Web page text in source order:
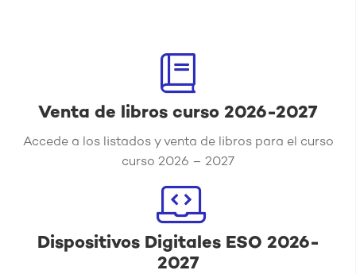
Venta de libros curso 2026-2027
Accede a los listados y venta de libros para el curso
curso 2026 – 2027
Dispositivos Digitales ESO 2026-
2027